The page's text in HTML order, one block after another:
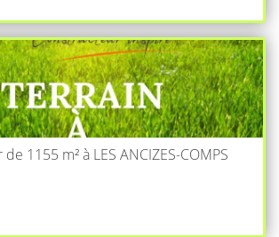
1155 m² à LES ANCIZES-COMPS